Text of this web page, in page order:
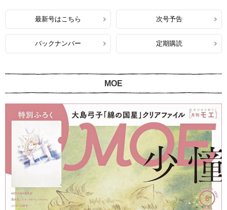
最新号はこちら 次号予告
バックナンバー 定期購読
MOE